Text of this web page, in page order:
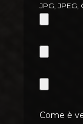
JPG, JPEG,
Come è